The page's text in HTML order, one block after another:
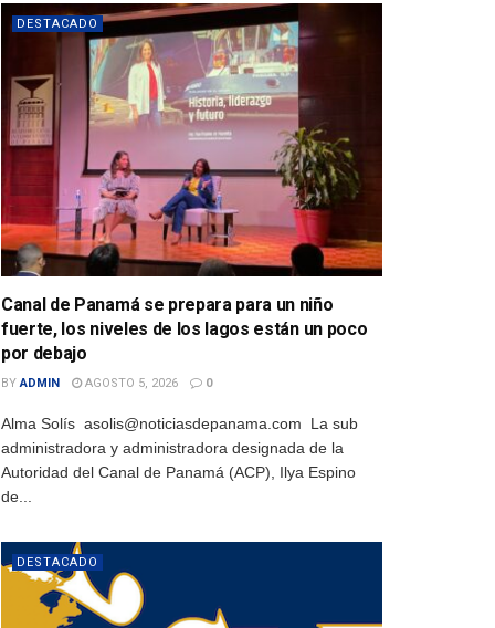
DESTACADO
Canal de Panamá se prepara para un niño
fuerte, los niveles de los lagos están un poco
por debajo
BY ADMIN AGOSTO 5, 2026 0
Alma Solís asolis@noticiasdepanama.com La sub
administradora y administradora designada de la
Autoridad del Canal de Panamá (ACP), Ilya Espino
de...
DESTACADO